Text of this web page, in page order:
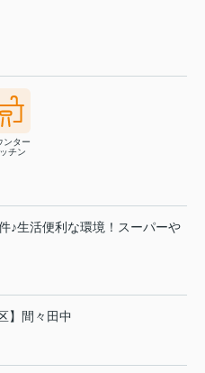
ンター
チン
♪生活便利な環境！スーパーや
】間々田中